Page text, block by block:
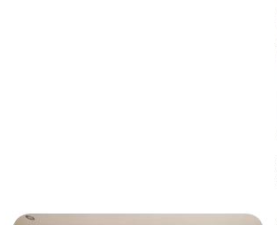
média de 5, 490 avaliações